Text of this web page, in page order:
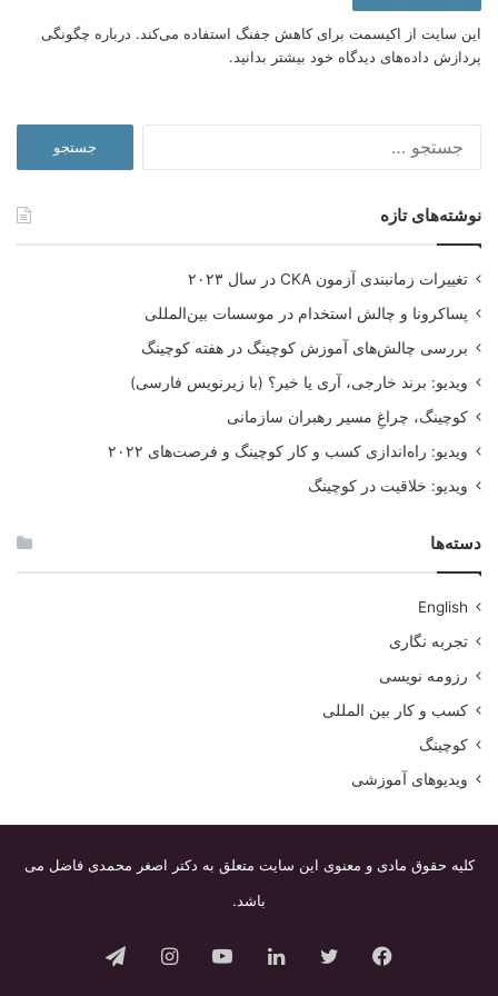
این سایت از اکیسمت برای کاهش جفنگ استفاده می‌کند. درباره چگونگی
پردازش داده‌های دیدگاه خود بیشتر بدانید.
نوشته‌های تازه
تغییرات زمانبندی آزمون CKA در سال ۲۰۲۳
پساکرونا و چالش استخدام در موسسات بین‌المللی
بررسی چالش‌های آموزش کوچینگ در هفته کوچینگ
ویدیو: برند خارجی، آری یا خیر؟ (با زیرنویس فارسی)
کوچینگ، چراغِ مسیر رهبران سازمانی
ویدیو: راه‌اندازی کسب و کار کوچینگ و فرصت‌های ۲۰۲۲
ویدیو: خلاقیت در کوچینگ
دسته‌ها
English
تجربه نگاری
رزومه نویسی
کسب و کار بین المللی
کوچینگ
ویدیوهای آموزشی
کلیه حقوق مادی و معنوی این سایت متعلق به دکتر اصغر محمدی فاضل می
باشد.
فیس توییتر لینکدینیوتیوباینستاگرامتلگرام